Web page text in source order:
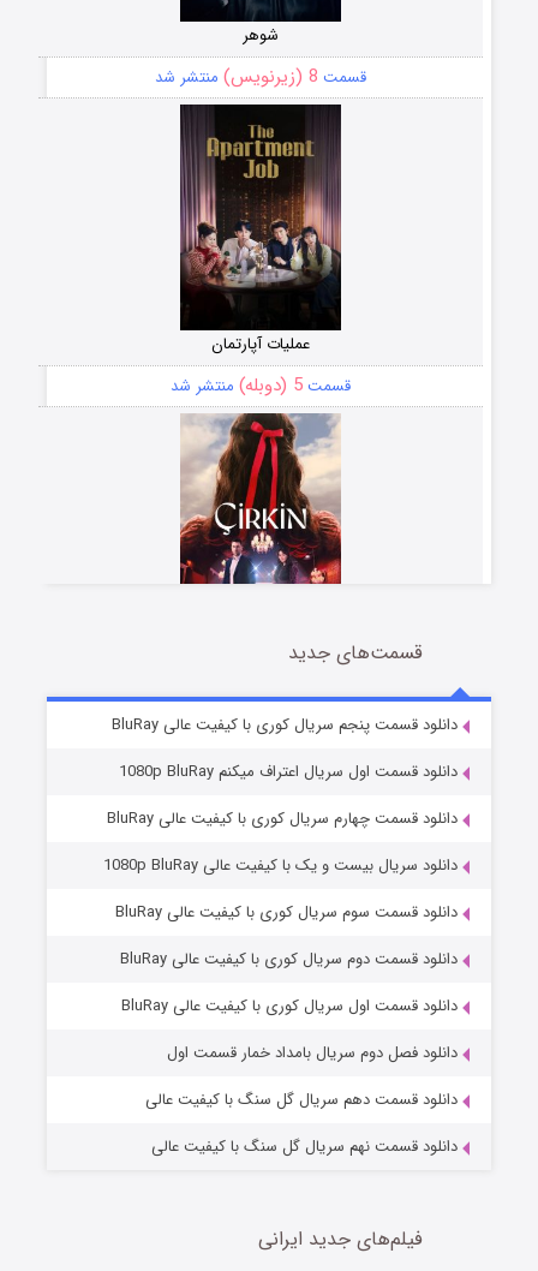
شوهر
قسمت 8 (زیرنویس) منتشر شد
عملیات آپارتمان
قسمت5 (دوبله) منتشر شد
سریال زشت
قسمت2 (زیرنویس) منتشر شد
مردگان متحرک: شهر مرده ۳
قسمت2 (زیرنویس) منتشر شد
قسمت‌های جدید
دانلود قسمت پنجم سریال کوری با کیفیت عالی BluRay
دانلود قسمت اول سریال اعتراف میکنم 1080p BluRay
دانلود قسمت چهارم سریال کوری با کیفیت عالی BluRay
دانلود سریال بیست و یک با کیفیت عالی 1080p BluRay
دانلود قسمت سوم سریال کوری با کیفیت عالی BluRay
دانلود قسمت دوم سریال کوری با کیفیت عالی BluRay
دانلود قسمت اول سریال کوری با کیفیت عالی BluRay
دانلود فصل دوم سریال بامداد خمار قسمت اول
دانلود قسمت دهم سریال گل سنگ با کیفیت عالی
دانلود قسمت نهم سریال گل سنگ با کیفیت عالی
فیلم‌های جدید ایرانی